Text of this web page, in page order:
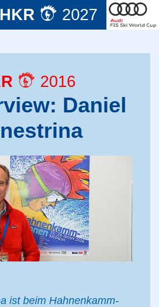
HKR 2027
2016
Daniel
ist beim Hahnenkamm-